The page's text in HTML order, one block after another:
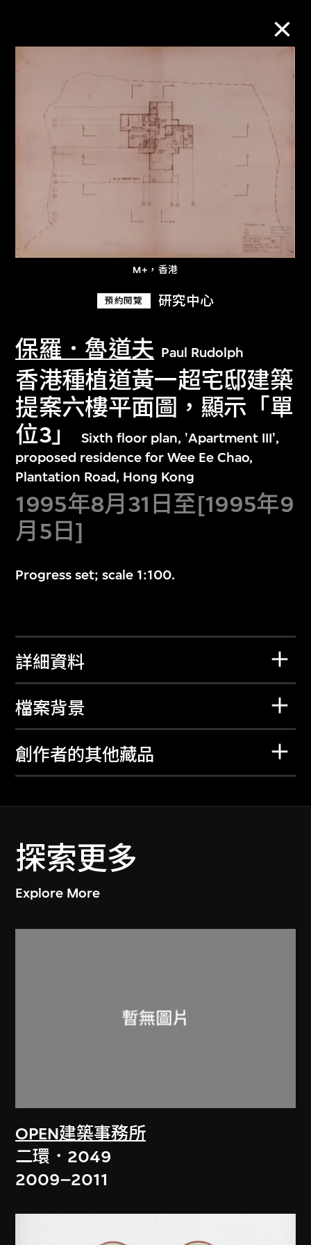
M+，香港
預約閱覽 研究中心
保羅．魯道夫 Paul Rudolph
香港種植道黃一超宅邸建築
提案六樓平面圖，顯示「單
位3」
Sixth floor plan, 'Apartment III',
proposed residence for Wee Ee Chao,
Plantation Road, Hong Kong
1995年8月31日至[1995年9
月5日]
Progress set; scale 1:100.
詳細資料
檔案背景
創作者的其他藏品
探索更多
Explore More
OPEN建築事務所
二環．2049
2009–2011
M+藏品
進一步篩選 搜索
關於M+藏品
探索世界頂級的二十及二十一世紀視覺